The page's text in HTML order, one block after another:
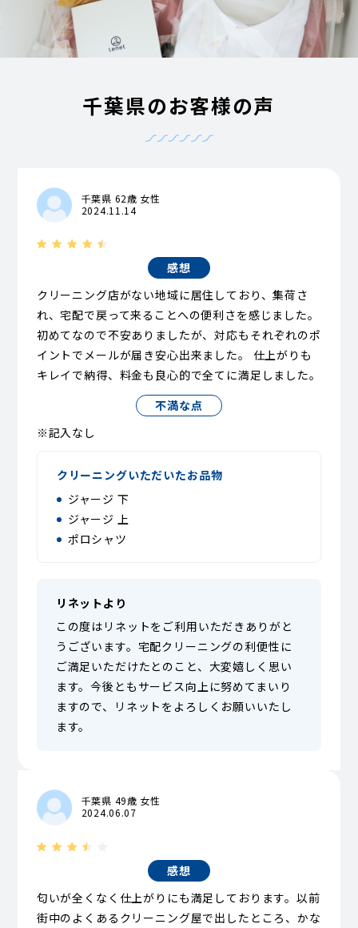
千葉県のお客様の声
千葉県 62歳 女性
2024.11.14
感想
クリーニング店がない地域に居住しており、集荷さ
れ、宅配で戻って来ることへの便利さを感じました。
初めてなので不安ありましたが、対応もそれぞれのポ
イントでメールが届き安心出来ました。 仕上がりも
キレイで納得、料金も良心的で全てに満足しました。
不満な点
※記入なし
クリーニングいただいたお品物
ジャージ 下
ジャージ 上
ポロシャツ
リネットより
この度はリネットをご利用いただきありがと
うございます。宅配クリーニングの利便性に
ご満足いただけたとのこと、大変嬉しく思い
ます。今後ともサービス向上に努めてまいり
ますので、リネットをよろしくお願いいたし
ます。
千葉県 49歳 女性
2024.06.07
感想
匂いが全くなく仕上がりにも満足しております。以前
街中のよくあるクリーニング屋で出したところ、かな